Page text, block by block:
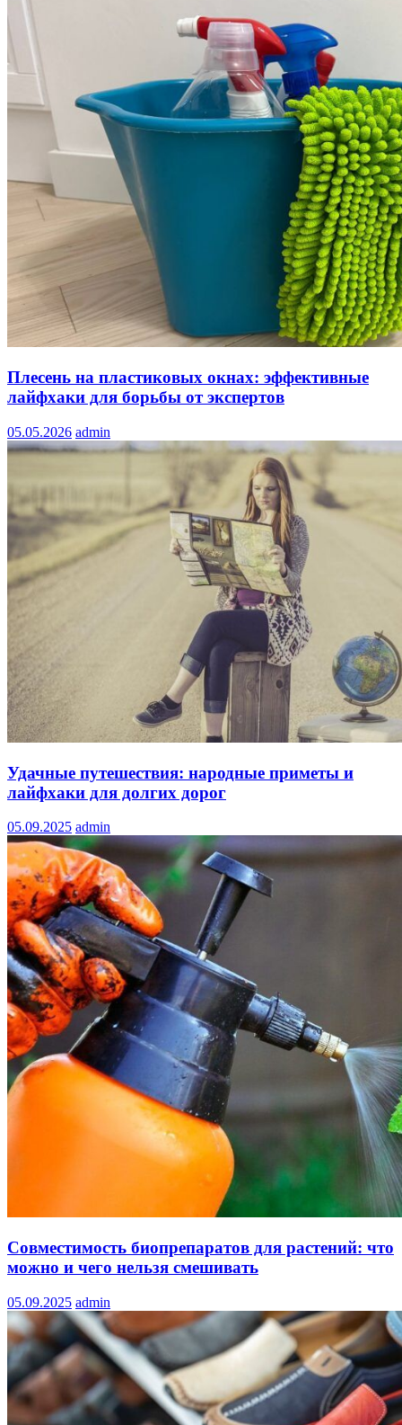
Плесень на пластиковых окнах: эффективные
лайфхаки для борьбы от экспертов
05.05.2026 admin
Удачные путешествия: народные приметы и
лайфхаки для долгих дорог
05.09.2025 admin
Совместимость биопрепаратов для растений: что
можно и чего нельзя смешивать
05.09.2025 admin